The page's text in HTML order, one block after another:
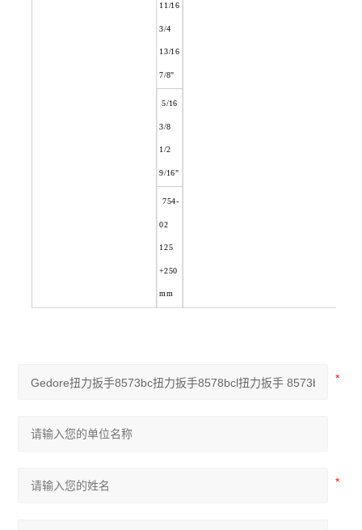
11/16
3/4
13/16
7/8"
5/16
3/8
1/2
9/16"
754-
02
125
+250
mm